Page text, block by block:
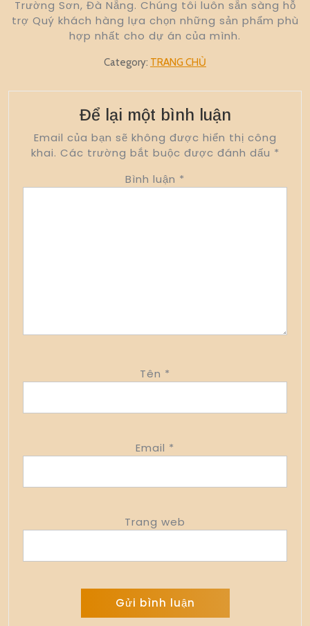
Trường Sơn, Đà Nẵng. Chúng tôi luôn sẵn sàng hỗ
trợ Quý khách hàng lựa chọn những sản phẩm phù
hợp nhất cho dự án của mình.
Category: TRANG CHỦ
Để lại một bình luận
Email của bạn sẽ không được hiển thị công
khai. Các trường bắt buộc được đánh dấu *
Bình luận *
Tên *
Email *
Trang web